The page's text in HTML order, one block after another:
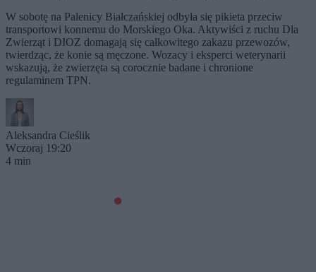
W sobotę na Palenicy Białczańskiej odbyła się pikieta przeciw
transportowi konnemu do Morskiego Oka. Aktywiści z ruchu Dla
Zwierząt i DIOZ domagają się całkowitego zakazu przewozów,
twierdząc, że konie są męczone. Wozacy i eksperci weterynarii
wskazują, że zwierzęta są corocznie badane i chronione
regulaminem TPN.
Aleksandra Cieślik
Wczoraj 19:20
4 min